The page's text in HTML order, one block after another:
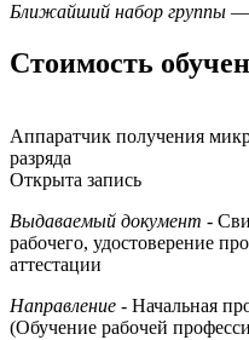
Ближайший набор группы —
Стоимость
Аппаратчик получения
разряда
Открыта запись
Выдаваемый документ -
рабочего, удостоверение
аттестации
Направление - Начальная
(Обучение рабочей